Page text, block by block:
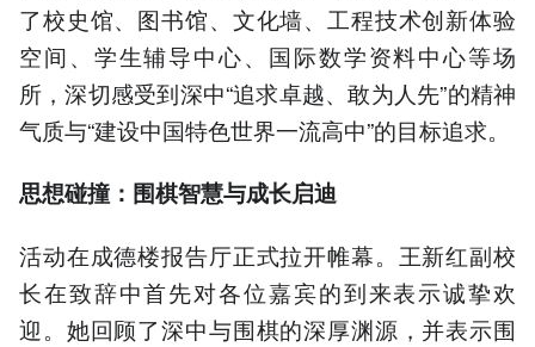
了校史馆、图书馆、文化墙、工程技术创新体验
空间、学生辅导中心、国际数学资料中心等场
所，深切感受到深中“追求卓越、敢为人先”的精神
气质与“建设中国特色世界一流高中”的目标追求。
思想碰撞：围棋智慧与成长启迪
活动在成德楼报告厅正式拉开帷幕。王新红副校
长在致辞中首先对各位嘉宾的到来表示诚挚欢
迎。她回顾了深中与围棋的深厚渊源，并表示围